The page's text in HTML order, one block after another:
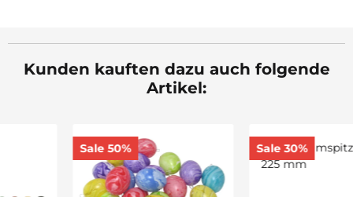
Kunden kauften dazu auch folgende
Artikel: